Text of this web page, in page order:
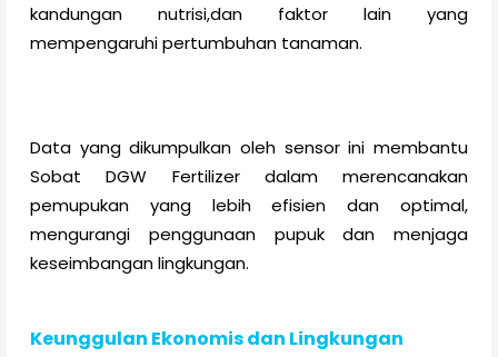
kandungan nutrisi,dan faktor lain yang
mempengaruhi pertumbuhan tanaman.
Data yang dikumpulkan oleh sensor ini membantu
Sobat DGW Fertilizer dalam merencanakan
pemupukan yang lebih efisien dan optimal,
mengurangi penggunaan pupuk dan menjaga
keseimbangan lingkungan.
Keunggulan Ekonomis dan Lingkungan